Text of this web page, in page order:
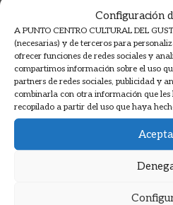
Configuración
A PUNTO CENTRO CULTURAL DEL
(necesarias) y de terceros para
ofrecer funciones de redes sociales y
compartimos información sobre el uso
partners de redes sociales, publicidad y
combinarla con otra información que
recopilado a partir del uso que haya
MEDITERRA
43,00€